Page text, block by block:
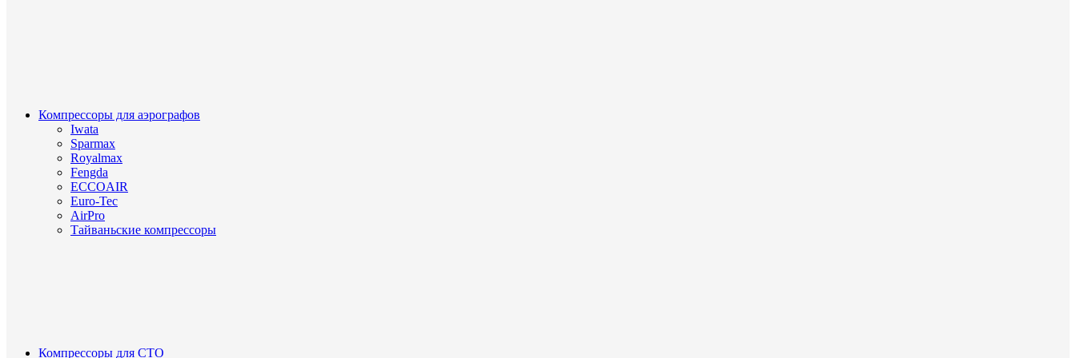
Компрессоры для аэрографов
Iwata
Sparmax
Royalmax
Fengda
ECCOAIR
Euro-Tec
AirPro
Тайваньские компрессоры
Компрессоры для СТО